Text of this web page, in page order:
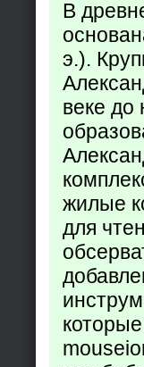
В
э.).
веке
жилые
для